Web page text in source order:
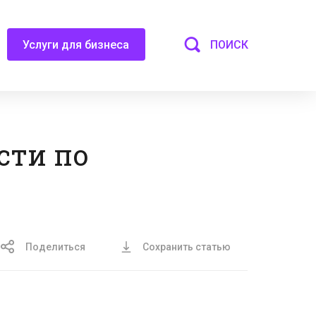
Услуги для бизнеса ПОИСК
по
Поделиться Сохранить статью